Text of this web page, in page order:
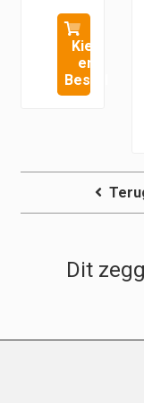
Kies
en
Bestel
Dit